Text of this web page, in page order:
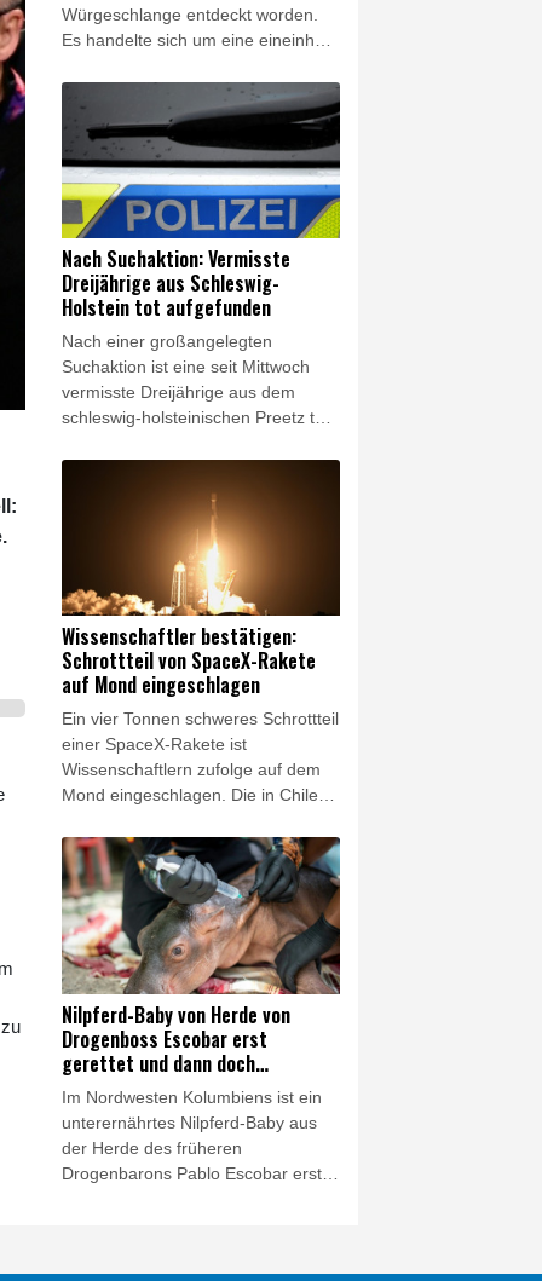
Würgeschlange entdeckt worden.
Es handelte sich um eine eineinhalb
Polizei in Neumünster am Freitag
mitteilte. Ein Spaziergänger hatte
demnach am Donnerstag die Polizei
auf eine größere Schlange
aufmerksam gemacht, die ihm nicht
heimisch vorkam. Polizisten fanden
das Tier dann tatsächlich am
Kanalufer und konnten es
einfangen.
Nach Suchaktion: Vermisste
Dreijährige aus Schleswig-
Holstein tot aufgefunden
Nach einer großangelegten
Suchaktion ist eine seit Mittwoch
vermisste Dreijährige aus dem
schleswig-holsteinischen Preetz tot
entdeckten am Donnerstagmorgen
in dem Ort im Kreis Plön ein
lebloses Kleinkind, bei dem es sich
mit großer Wahrscheinlichkeit um
das gesuchte autistische Mädchen
handelt, wie die Polizei in Kiel
mitteilte.
Wissenschaftler bestätigen:
Schrottteil von SpaceX-Rakete
auf Mond eingeschlagen
Ein vier Tonnen schweres Schrottteil
einer SpaceX-Rakete ist
Wissenschaftlern zufolge auf dem
Mond eingeschlagen. Die in Chile
Südsternwarte (ESO) teilte am
Mittwoch mit, dass sie mit Hilfe ihres
hochentwickelten Very Large
Telescope (VLT) entsprechende
"Spektrallinien" entdeckt habe. Der
Aufprall habe sich genau so
ereignet wie erwartet.
Nilpferd-Baby von Herde von
Drogenboss Escobar erst
gerettet und dann doch
gestorben
Im Nordwesten Kolumbiens ist ein
unterernährtes Nilpferd-Baby aus
der Herde des früheren
Drogenbarons Pablo Escobar erst
an einem Fluss in der Gemeinde